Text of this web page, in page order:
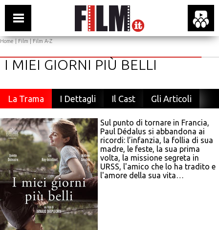
Home|Film|Film A-Z
I MIEI GIORNI PIÙ BELLI
La Trama I Dettagli Il Cast Gli Articoli
Sul punto di tornare in Francia,
Paul Dédalus si abbandona ai
ricordi: l’infanzia, la follia di sua
madre, le feste, la sua prima
volta, la missione segreta in
URSS, l'amico che lo ha tradito e
l'amore della sua vita…